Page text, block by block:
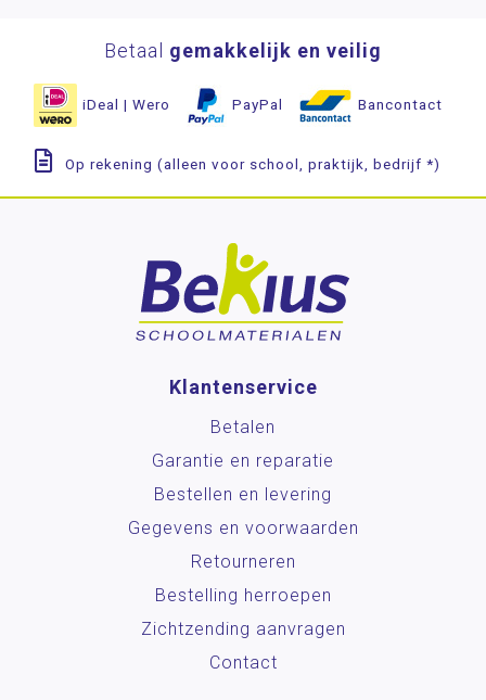
Betaal gemakkelijk en veilig
iDeal | Wero PayPal Bancontact
Op rekening (alleen voor school, praktijk, bedrijf *)
Klantenservice
Betalen
Garantie en reparatie
Bestellen en levering
Gegevens en voorwaarden
Retourneren
Bestelling herroepen
Zichtzending aanvragen
Contact